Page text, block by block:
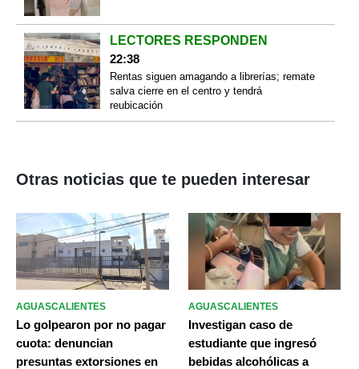
LECTORES RESPONDEN
22:38
Rentas siguen amagando a librerías; remate
salva cierre en el centro y tendrá
reubicación
Otras noticias que te pueden interesar
AGUASCALIENTES
Lo golpearon por no pagar
cuota: denuncian
presuntas extorsiones en
AGUASCALIENTES
Investigan caso de
estudiante que ingresó
bebidas alcohólicas a